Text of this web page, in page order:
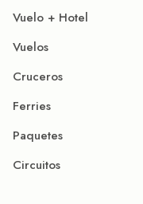
Vuelo + Hotel
Vuelos
Cruceros
Ferries
Paquetes
Circuitos